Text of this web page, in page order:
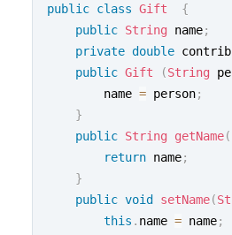
public class Gift
{
public String name;
private double
public Gift (String
		name
= person;
}
public String getName(
return name;
}
public void setName(
this . name = name;